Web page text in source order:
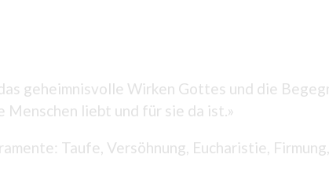
geheimnisvolle Wirken Gottes und die
Menschen liebt und für sie da ist.»
Taufe, Versöhnung, Eucharistie,